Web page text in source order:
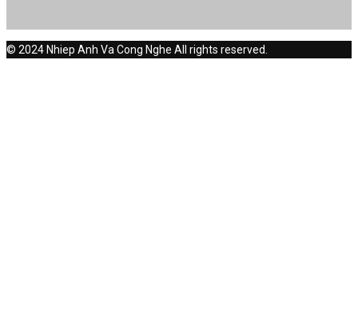
© 2024 Nhiep Anh Va Cong Nghe All rights reserved.